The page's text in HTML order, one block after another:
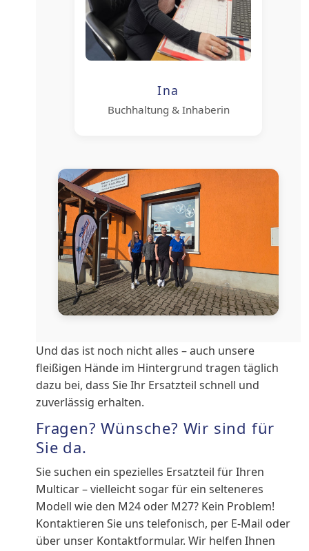
Ina
Buchhaltung & Inhaberin
Und das ist noch nicht alles – auch unsere
fleißigen Hände im Hintergrund tragen täglich
dazu bei, dass Sie Ihr Ersatzteil schnell und
zuverlässig erhalten.
Fragen? Wünsche? Wir sind für
Sie da.
Sie suchen ein spezielles Ersatzteil für Ihren
Multicar – vielleicht sogar für ein selteneres
Modell wie den M24 oder M27? Kein Problem!
Kontaktieren Sie uns telefonisch, per E-Mail oder
über unser Kontaktformular. Wir helfen Ihnen